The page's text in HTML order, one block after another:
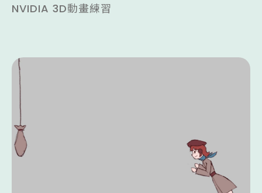
NVIDIA 3D動畫練習